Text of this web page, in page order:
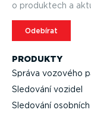
PRODUKTY
Správa vozového
Sledování vozidel
Sledování osobních
o produktech a
Odebírat